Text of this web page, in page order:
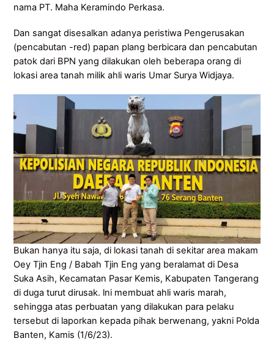
nama PT. Maha Keramindo Perkasa.
Dan sangat disesalkan adanya peristiwa Pengerusakan
(pencabutan -red) papan plang berbicara dan pencabutan
patok dari BPN yang dilakukan oleh beberapa orang di
lokasi area tanah milik ahli waris Umar Surya Widjaya.
Bukan hanya itu saja, di lokasi tanah di sekitar area makam
Oey Tjin Eng / Babah Tjin Eng yang beralamat di Desa
Suka Asih, Kecamatan Pasar Kemis, Kabupaten Tangerang
di duga turut dirusak. lni membuat ahli waris marah,
sehingga atas perbuatan yang dilakukan para pelaku
tersebut di laporkan kepada pihak berwenang, yakni Polda
Banten, Kamis (1/6/23).